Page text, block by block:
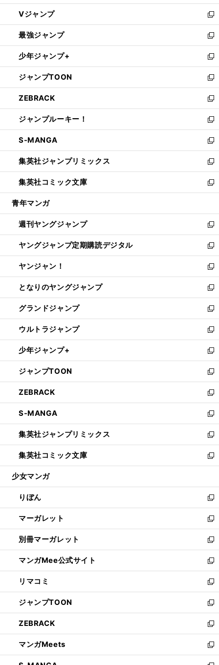
ウ
ィ
ン
ド
ウ
で
開
く
し
い
ウ
ィ
ン
ド
ウ
で
開
く
Vジャンプ
新
し
い
ウ
ィ
ン
ド
ウ
で
開
く
最強ジャンプ
新
し
い
ウ
ィ
ン
ド
ウ
で
開
く
少年ジャンプ+
新
し
い
ウ
ィ
ン
ド
ウ
で
開
く
ジャンプTOON
新
し
い
ウ
ィ
ン
ド
ウ
で
開
く
ZEBRACK
新
し
い
ウ
ィ
ン
ド
ウ
で
開
ジャンプルーキー！
新
し
い
ウ
ィ
ン
ド
ウ
開
く
S-MANGA
新
し
い
ウ
ィ
ン
ウ
で
開
く
集英社ジャンプリミックス
新
し
い
ウ
ン
ド
ウ
で
開
く
集英社コミック文庫
新
し
ウ
ィ
ン
ド
ウ
で
開
く
青年マンガ
週刊ヤングジャンプ
新
し
い
ウ
ィ
ン
ド
ウ
で
開
く
ヤングジャンプ定期購読デジタル
新
し
い
ウ
ィ
ン
ド
ウ
で
開
く
ヤンジャン！
新
し
い
ウ
ィ
ン
ド
ウ
で
開
く
となりのヤングジャンプ
新
し
い
ウ
ィ
ン
ド
ウ
で
開
く
グランドジャンプ
新
し
い
ウ
ィ
ン
ド
ウ
で
開
く
ウルトラジャンプ
新
し
い
ウ
ィ
ン
ド
ウ
で
開
く
少年ジャンプ+
新
し
い
ウ
ィ
ン
ド
ウ
で
開
く
ジャンプTOON
新
し
い
ウ
ィ
ン
ド
ウ
で
開
ZEBRACK
新
し
い
ウ
ィ
ン
ド
ウ
開
く
S-MANGA
新
し
い
ウ
ィ
ン
ウ
で
開
く
集英社ジャンプリミックス
新
し
い
ウ
ン
ド
ウ
で
開
く
集英社コミック文庫
新
し
ウ
ィ
ン
ド
ウ
で
開
く
少女マンガ
りぼん
新
し
い
ウ
ィ
ン
ド
ウ
で
開
く
マーガレット
新
し
い
ウ
ィ
ン
ド
ウ
で
開
く
別冊マーガレット
新
し
い
ウ
ィ
ン
ド
ウ
で
開
く
マンガMee公式サイト
新
し
い
ウ
ィ
ン
ド
ウ
で
開
リマコミ
新
し
い
ウ
ィ
ン
ド
ウ
ジャンプTOON
新
し
い
ウ
ィ
ン
ZEBRACK
新
し
い
ウ
マンガMeets
新
し